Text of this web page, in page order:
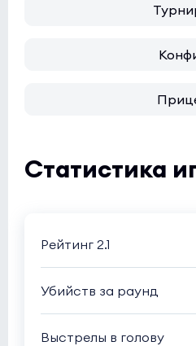
Статистика
Рейтинг 2.1
Убийств за раунд
Выстрелы в голову